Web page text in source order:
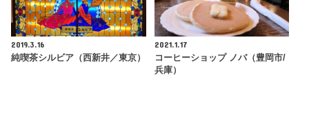
2019.3.16
純喫茶シルビア（西新井／東京）
2021.1.17
コーヒーショップ ノバ（豊岡市/
兵庫）